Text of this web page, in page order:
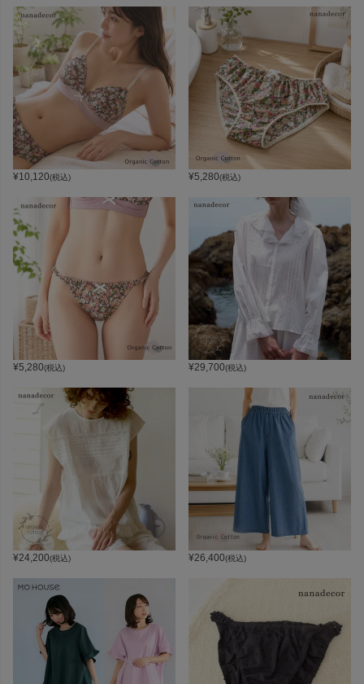
¥10,120(税込) ¥5,280(税込)
¥5,280(税込) ¥29,700(税込)
¥24,200(税込) ¥26,400(税込)